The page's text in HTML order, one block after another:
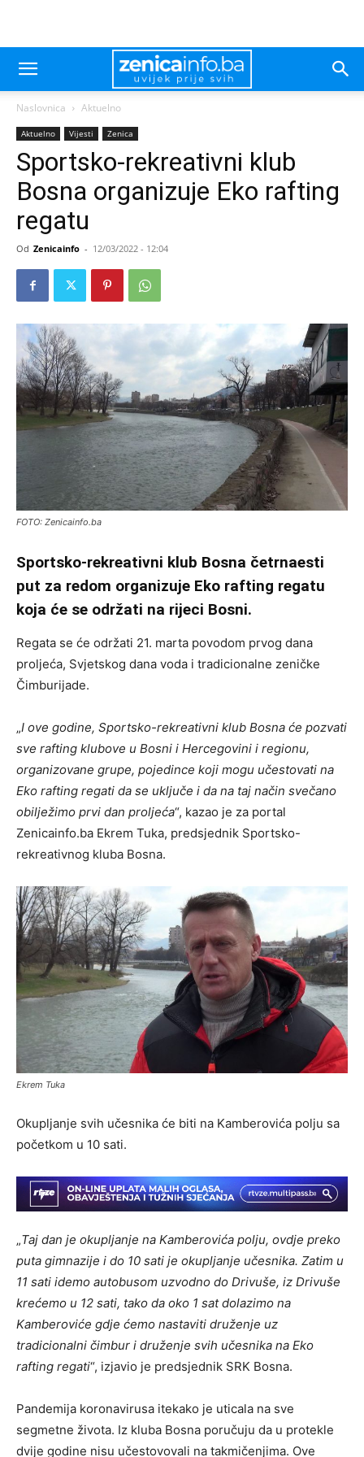
Naslovnica Aktuelno
Aktuelno Vijesti Zenica
Sportsko-rekreativni klub
Bosna organizuje Eko rafting
regatu
Od Zenicainfo - 12/03/2022 - 12:04
FOTO: Zenicainfo.ba
Sportsko-rekreativni klub Bosna četrnaesti
put za redom organizuje Eko rafting regatu
koja će se održati na rijeci Bosni.
Regata se će održati 21. marta povodom prvog dana
proljeća, Svjetskog dana voda i tradicionalne zeničke
Čimburijade.
„I ove godine, Sportsko-rekreativni klub Bosna će pozvati
sve rafting klubove u Bosni i Hercegovini i regionu,
organizovane grupe, pojedince koji mogu učestovati na
Eko rafting regati da se uključe i da na taj način svečano
obilježimo prvi dan proljeća“, kazao je za portal
Zenicainfo.ba Ekrem Tuka, predsjednik Sportsko-
rekreativnog kluba Bosna.
Ekrem Tuka
Okupljanje svih učesnika će biti na Kamberovića polju sa
početkom u 10 sati.
„Taj dan je okupljanje na Kamberovića polju, ovdje preko
puta gimnazije i do 10 sati je okupljanje učesnika. Zatim u
11 sati idemo autobusom uzvodno do Drivuše, iz Drivuše
krećemo u 12 sati, tako da oko 1 sat dolazimo na
Kamberoviće gdje ćemo nastaviti druženje uz
tradicionalni čimbur i druženje svih učesnika na Eko
rafting regati“, izjavio je predsjednik SRK Bosna.
Pandemija koronavirusa itekako je uticala na sve
segmetne života. Iz kluba Bosna poručuju da u protekle
dvije godine nisu učestovovali na takmičenjima. Ove